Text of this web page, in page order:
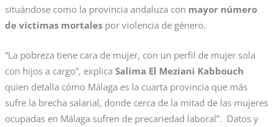
situándose como la provincia andaluza con mayor número
de víctimas mortalespor violencia de género.
“La pobreza tiene cara de mujer, con un perfil de mujer sola
con hijos a cargo”, explica Salima El Meziani Kabbouch
quien detalla cómo Málaga es la cuarta provincia que más
sufre la brecha salarial, donde cerca de la mitad de las mujeres
ocupadas en Málaga sufren de precariedad laboral”. Datos y